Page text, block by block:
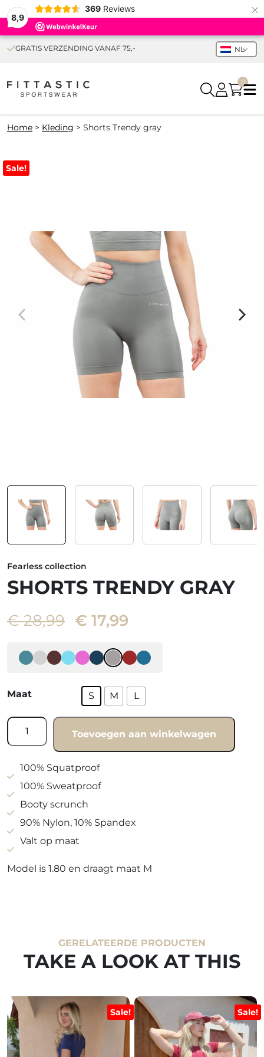
8,9
369 Reviews ×
GRATIS VERZENDING VANAF 75,- NL
0
Home > Kleding > Shorts Trendy gray
Sale!
Fearless collection
SHORTS TRENDY GRAY
€28,99 Oorspronkelijke
prijs
was:
€ 28,99.
€ 17,99
is:
€ 17,99.
Maat S M L
Shorts
Trendy
aantal
Toevoegen aan winkelwagen
100% Squatproof
100% Sweatproof
Booty scrunch
90% Nylon, 10% Spandex
Valt op maat
Model is 1.80 en draagt maat M
GERELATEERDE PRODUCTEN
TAKE A LOOK AT THIS
Sale! Sale!